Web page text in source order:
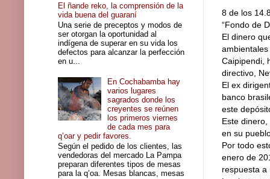
8 de los
“Fondo de
El dinero
Caipipendi,
directivo,
El ex
banco
este
Este
en su
Por todo
enero de
respuesta a
El ñande reko, la comprensión de la
vida buena del guaraní
Una serie de preceptos y modos de
ser otorgan la oportunidad al
indígena de superar en su vida los
defectos para alcanzar la perfección
en u...
En Cochabamba hay
varios lugares
sagrados donde los
creyentes se reúnen
los primeros viernes
de cada mes para
q’oar y pedir favores.
Según el pedido de los clientes, las
vendedoras del mercado La Pampa
preparan diferentes tipos de mesas
para la q’oa. Mesas blancas, mesas